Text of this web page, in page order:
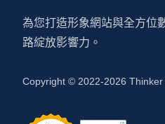
為您打造形象網站與全方位
路綻放影響力。
Copyright © 2022-2026 Thinker